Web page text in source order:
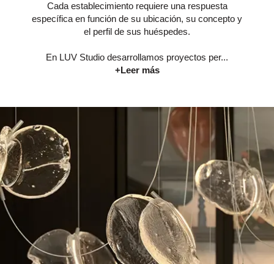
Cada establecimiento requiere una respuesta
específica en función de su ubicación, su concepto y
el perfil de sus huéspedes.
En LUV Studio desarrollamos proyectos per...
+Leer más